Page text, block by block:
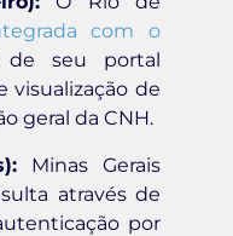
com o
seu portal
visualização de
geral da CNH.
Minas Gerais
através de
por